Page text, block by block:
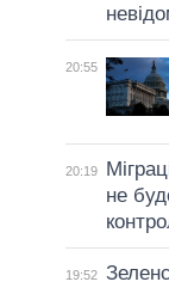
20:55
20:19
не
19:52